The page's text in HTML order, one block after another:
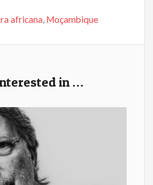
e
africana, Moçambique
in …